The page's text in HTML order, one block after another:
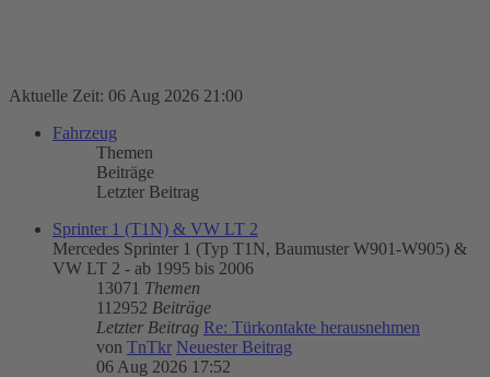
Aktuelle Zeit: 06 Aug 2026 21:00
Fahrzeug
Themen
Beiträge
Letzter Beitrag
Sprinter 1 (T1N) & VW LT 2
Mercedes Sprinter 1 (Typ T1N, Baumuster W901-W905) &
VW LT 2 - ab 1995 bis 2006
13071 Themen
112952 Beiträge
Letzter Beitrag Re: Türkontakte herausnehmen
von TnTkr Neuester Beitrag
06 Aug 2026 17:52